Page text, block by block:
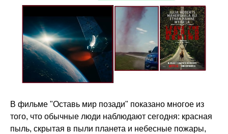
В фильме "Оставь мир позади" показано многое из
того, что обычные люди наблюдают сегодня: красная
пыль, скрытая в пыли планета и небесные пожары,